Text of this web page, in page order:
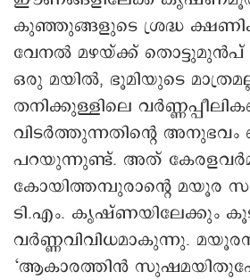
കുഞ്ഞുങ്ങളുടെ ശ്രദ്ധ
വേനല്‍ മഴയ്ക്ക് തൊട്ടുമുന്‍പ്
ഒരു മയില്‍, ഭൂമിയുടെ
തനിക്കുള്ളിലെ
വിടര്‍ത്തുന്നതിന്റെ അനുഭവം
പറയുന്നുണ്ട്. അത്
കോയിത്തമ്പുരാന്റെ മയൂര
ടി.എം. കൃഷ്ണയിലേക്കും
വര്‍ണ്ണവിവിധമാകുന്നു.
‘ആകാരത്തിന്‍